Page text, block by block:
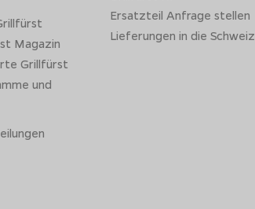
Magazin
Grillfürst
und
Ersatzteil Anfrage stellen
Lieferungen in die Schweiz